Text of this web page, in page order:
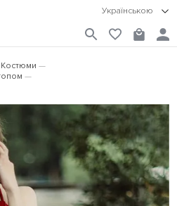
Українською
Костюми